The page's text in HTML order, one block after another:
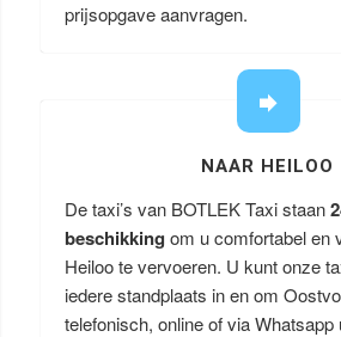
prijsopgave aanvragen.
NAAR HEILOO
De taxi’s van BOTLEK Taxi staan
beschikking om u comfortabel en
Heiloo te vervoeren. U kunt onze
iedere standplaats in en om
telefonisch, online of via Whatsapp